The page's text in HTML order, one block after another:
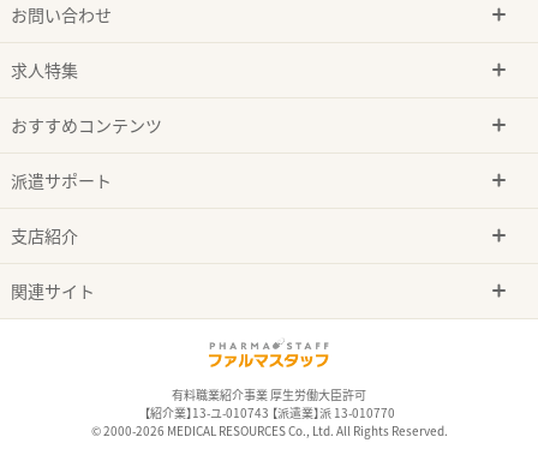
お問い合わせ
求人特集
おすすめコンテンツ
派遣サポート
支店紹介
関連サイト
有料職業紹介事業 厚生労働大臣許可
【紹介業】13-ユ-010743 【派遣業】派 13-010770
© 2000-2026 MEDICAL RESOURCES Co., Ltd. All Rights Reserved.